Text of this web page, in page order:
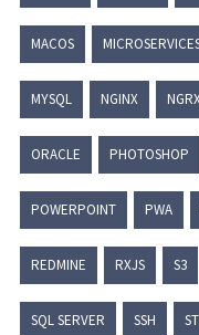
MACOS
MYSQL NGINX
ORACLE PHOTOSHOP
POWERPOINT PWA
REDMINE RXJS S3
SQL SERVER SSH